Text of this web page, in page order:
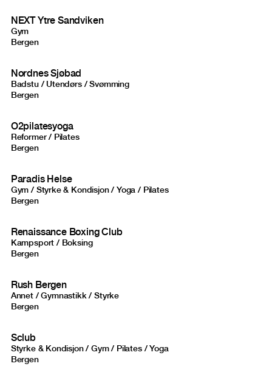
NEXT Ytre Sandviken
Gym
Bergen
Nordnes Sjøbad
Badstu / Utendørs / Svømming
Bergen
O2pilatesyoga
Reformer / Pilates
Bergen
Paradis Helse
Gym / Styrke & Kondisjon / Yoga / Pilates
Bergen
Renaissance Boxing Club
Kampsport / Boksing
Bergen
Rush Bergen
Annet / Gymnastikk / Styrke
Bergen
Sclub
Styrke & Kondisjon / Gym / Pilates / Yoga
Bergen